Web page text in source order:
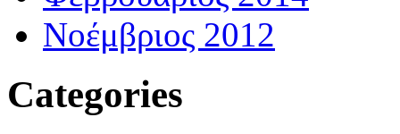
Νοέμβριος 2012
Categories